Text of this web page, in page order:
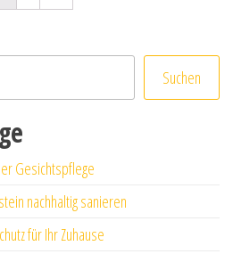
Suchen
Gesichtspflege
nachhaltig sanieren
für Ihr Zuhause